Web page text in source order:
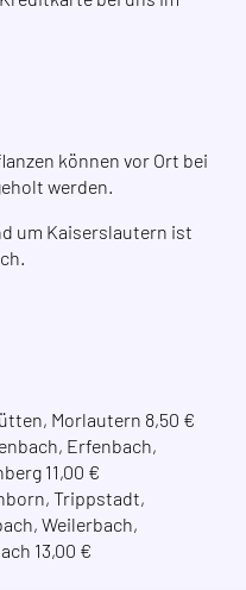
können vor Ort bei
werden.
um Kaiserslautern ist
Morlautern 8,50 €
Erfenbach,
11,00 €
Trippstadt,
Weilerbach,
13,00 €